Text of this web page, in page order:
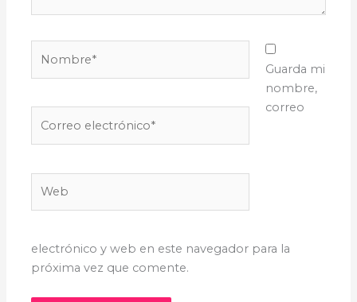
electrónico*
Guarda mi
nombre,
correo
electrónico y web en este navegador para la
próxima vez que comente.